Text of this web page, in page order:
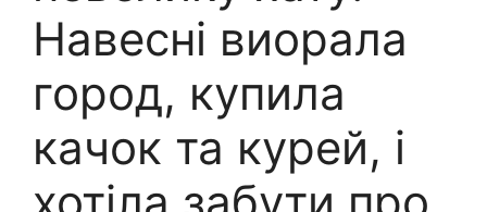
Навесні виорала
город, купила
качок та курей, і